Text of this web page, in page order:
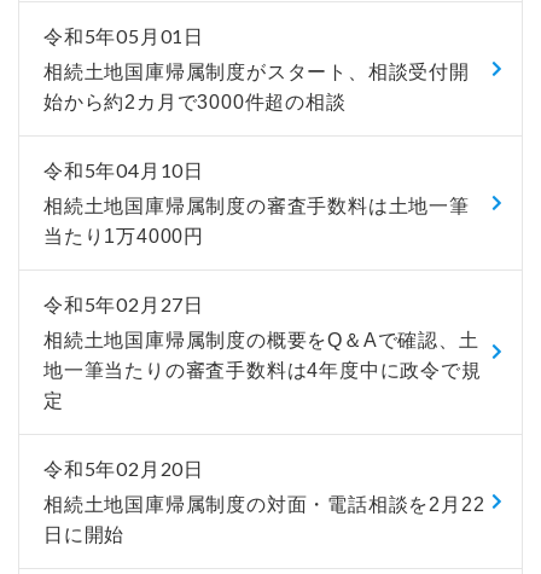
令和5年05月01日
相続土地国庫帰属制度がスタート、相談受付開
始から約2カ月で3000件超の相談
令和5年04月10日
相続土地国庫帰属制度の審査手数料は土地一筆
当たり1万4000円
令和5年02月27日
相続土地国庫帰属制度の概要をQ＆Aで確認、土
地一筆当たりの審査手数料は4年度中に政令で規
定
令和5年02月20日
相続土地国庫帰属制度の対面・電話相談を2月22
日に開始